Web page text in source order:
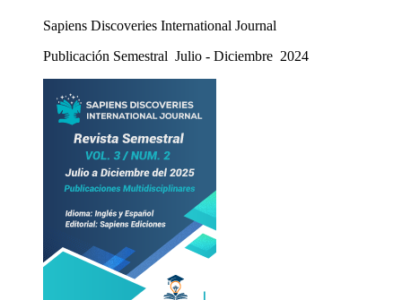
Sapiens Discoveries International Journal
Publicación Semestral Julio - Diciembre 2024